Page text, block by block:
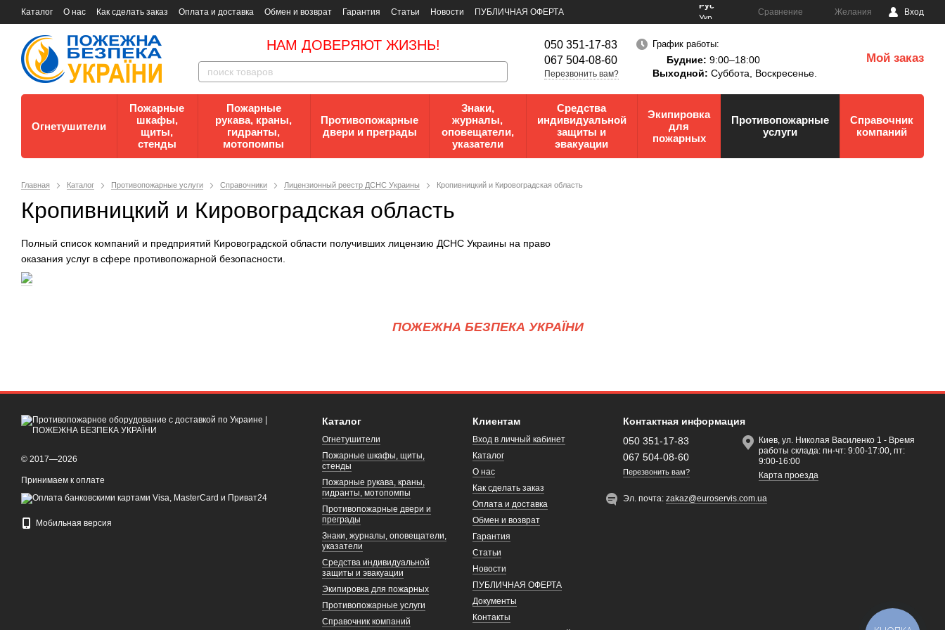
Каталог О нас Как сделать заказ Оплата и доставка Обмен и возврат Гарантия Статьи Новости
ПУБЛИЧНАЯ ОФЕРТА
Документы
Контакты Документы по пожарной безопасности
Рус
Укр
Сравнение Желания Вход
НАМ ДОВЕРЯЮТ ЖИЗНЬ!
050 351-17-83
067 504-08-60
Перезвонить вам?
График работы:
Будние: 9:00–18:00
Выходной: Суббота, Воскресенье.
Мой заказ
Огнетушители
Пожарные
шкафы,
щиты,
стенды
Пожарные
рукава, краны,
гидранты,
мотопомпы
Противопожарные
двери и преграды
Знаки,
журналы,
оповещатели,
указатели
Средства
индивидуальной
защиты и
эвакуации
Экипировка
для
пожарных
Противопожарные
услуги
Справочник
компаний
Главная Каталог Противопожарные услуги Справочники Лицензионный реестр ДСНС Украины Кропивницкий и Кировоградская область
Кропивницкий и Кировоградская область
Полный список компаний и предприятий Кировоградской области получивших лицензию ДСНС Украины на право
оказания услуг в сфере противопожарной безопасности.
ПОЖЕЖНА БЕЗПЕКА УКРАЇНИ
© 2017—2026
Принимаем к оплате
Мобильная версия
Каталог
Огнетушители
Пожарные шкафы, щиты,
стенды
Пожарные рукава, краны,
гидранты, мотопомпы
Противопожарные двери и
преграды
Знаки, журналы, оповещатели,
указатели
Средства индивидуальной
защиты и эвакуации
Экипировка для пожарных
Противопожарные услуги
Справочник компаний
Клиентам
Вход в личный кабинет
Каталог
О нас
Как сделать заказ
Оплата и доставка
Обмен и возврат
Гарантия
Статьи
Новости
ПУБЛИЧНАЯ ОФЕРТА
Документы
Контакты
Контактная информация
050 351-17-83
067 504-08-60
Перезвонить вам?
Киев, ул. Николая Василенко 1 - Время
работы склада: пн-чт: 9:00-17:00, пт:
9:00-16:00
Карта проезда
Эл. почта:zakaz@euroservis.com.ua